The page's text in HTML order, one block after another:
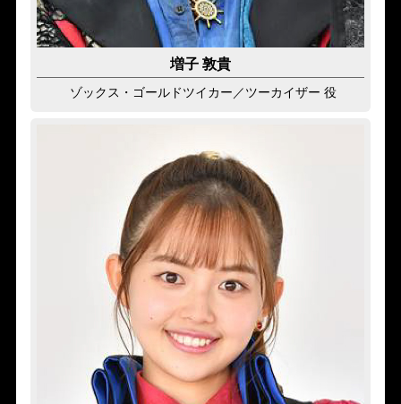
増子 敦貴
ゾックス・ゴールドツイカー／ツーカイザー 役